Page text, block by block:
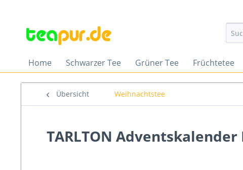
Home Schwarzer Tee Grüner Tee Früchtetee
Übersicht Weihnachtstee
TARLTON